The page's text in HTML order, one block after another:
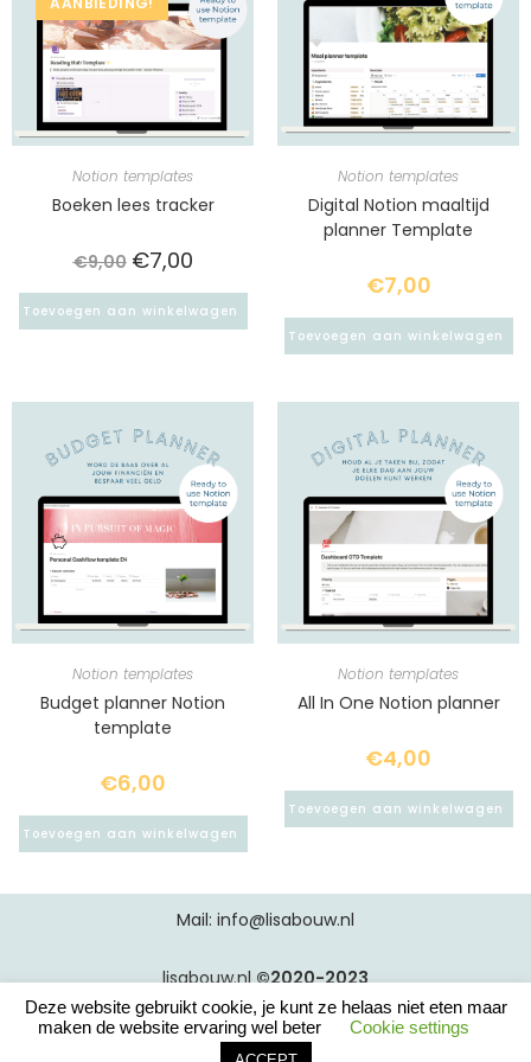
Notion templates
Boeken lees tracker
€9,00 €7,00
Toevoegen aan winkelwagen
Notion templates
Digital Notion maaltijd
planner Template
€7,00
Toevoegen aan winkelwagen
Notion templates
Budget planner Notion
template
€6,00
Toevoegen aan winkelwagen
Notion templates
All In One Notion planner
€4,00
Toevoegen aan winkelwagen
Mail: info@lisabouw.nl
lisabouw.nl©2020-2023
Deze website gebruikt cookie, je kunt ze helaas niet eten maar
maken de website ervaring wel beter
Cookie settings